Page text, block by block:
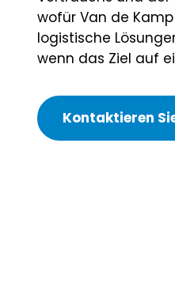
wofür Van de
logistische
wenn das Ziel auf
Kontaktieren